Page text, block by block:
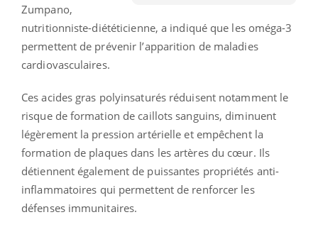
Zumpano,
nutritionniste-diététicienne, a indiqué que les oméga-3
permettent de prévenir l’apparition de maladies
cardiovasculaires.
Ces acides gras polyinsaturés réduisent notamment le
risque de formation de caillots sanguins, diminuent
légèrement la pression artérielle et empêchent la
formation de plaques dans les artères du cœur. Ils
détiennent également de puissantes propriétés anti-
inflammatoires qui permettent de renforcer les
défenses immunitaires.